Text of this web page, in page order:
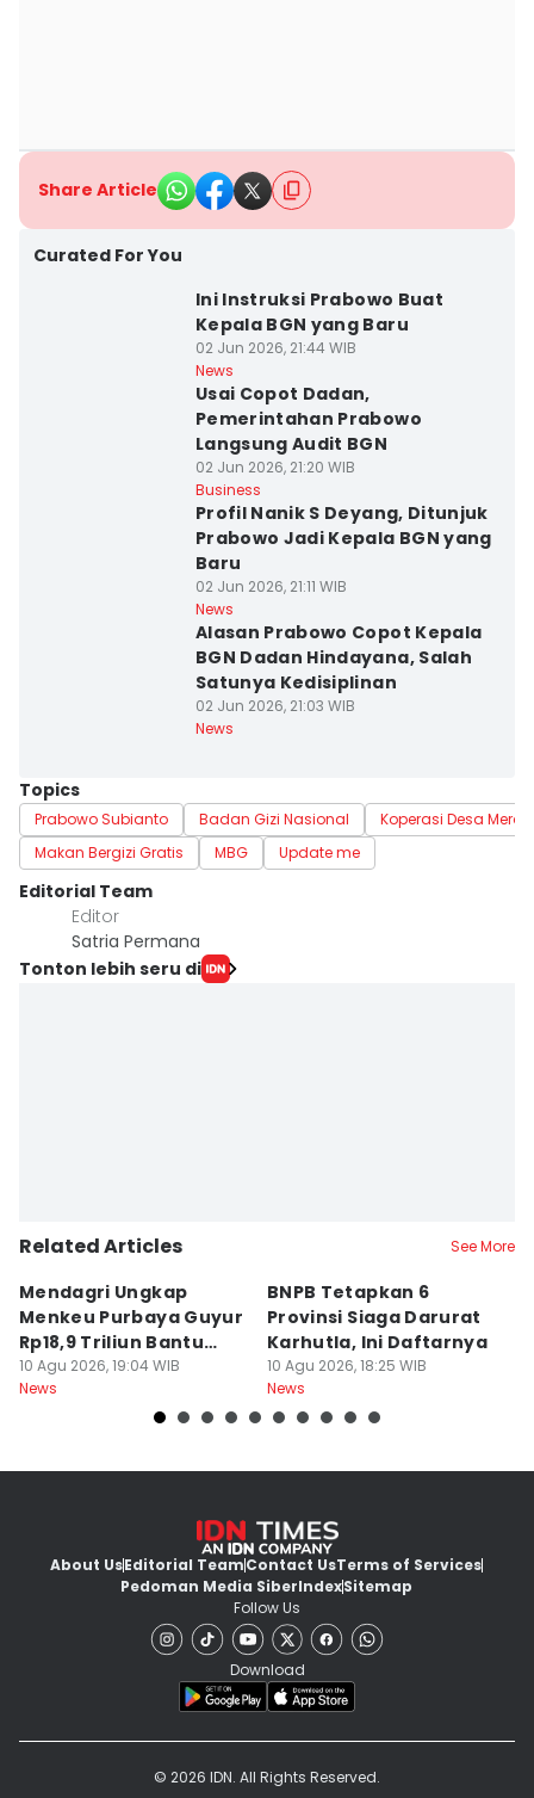
Share Article
Curated For You
Ini Instruksi Prabowo Buat
Kepala BGN yang Baru
02 Jun 2026, 21:44 WIB
News
Usai Copot Dadan,
Pemerintahan Prabowo
Langsung Audit BGN
02 Jun 2026, 21:20 WIB
Business
Profil Nanik S Deyang, Ditunjuk
Prabowo Jadi Kepala BGN yang
Baru
02 Jun 2026, 21:11 WIB
News
Alasan Prabowo Copot Kepala
BGN Dadan Hindayana, Salah
Satunya Kedisiplinan
02 Jun 2026, 21:03 WIB
News
Topics
Prabowo Subianto Badan Gizi Nasional
Koperasi Desa
Makan Bergizi Gratis
MBG Update me
Editorial Team
Editor
Satria Permana
Tonton lebih seru di
Related Articles See More
Mendagri Ungkap
Menkeu Purbaya Guyur
Rp18,9 Triliun Bantu
Fiskal Daerah
10 Agu 2026, 19:04 WIB
News
BNPB Tetapkan 6
Provinsi Siaga Darurat
Karhutla, Ini Daftarnya
10 Agu 2026, 18:25 WIB
News
About UsEditorial TeamContact UsTerms of Services
Pedoman Media SiberIndexSitemap
Follow Us
Download
© 2026 IDN. All Rights Reserved.